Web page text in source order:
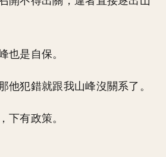
也是自保。
他犯錯就跟我山峰沒關系了。
下有政策。